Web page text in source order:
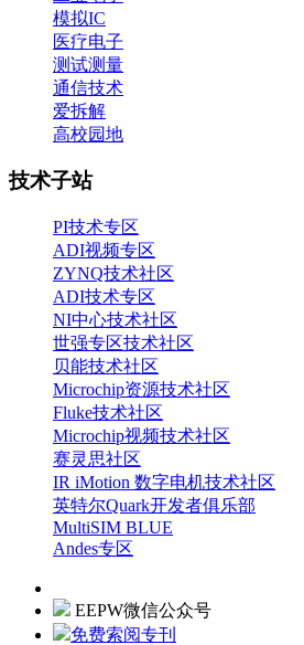
模拟IC
医疗电子
测试测量
通信技术
爱拆解
高校园地
技术子站
PI技术专区
ADI视频专区
ZYNQ技术社区
ADI技术专区
NI中心技术社区
世强专区技术社区
贝能技术社区
Microchip资源技术社区
Fluke技术社区
Microchip视频技术社区
赛灵思社区
IR iMotion 数字电机技术社区
英特尔Quark开发者俱乐部
MultiSIM BLUE
Andes专区
EEPW微信公众号
免费索阅专刊